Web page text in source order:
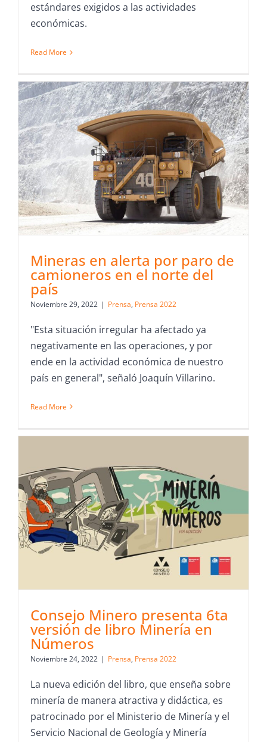
estándares exigidos a las actividades
económicas.
Read More
Mineras en alerta por paro de
camioneros en el norte del
país
Noviembre 29, 2022 | Prensa, Prensa 2022
"Esta situación irregular ha afectado ya
negativamente en las operaciones, y por
ende en la actividad económica de nuestro
país en general", señaló Joaquín Villarino.
Read More
Consejo Minero presenta 6ta
versión de libro Minería en
Números
Noviembre 24, 2022 | Prensa, Prensa 2022
La nueva edición del libro, que enseña sobre
minería de manera atractiva y didáctica, es
patrocinado por el Ministerio de Minería y el
Servicio Nacional de Geología y Minería